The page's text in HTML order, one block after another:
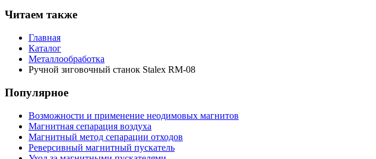
Читаем также
Главная
Каталог
Металлообработка
Ручной зиговочный станок Stalex RM-08
Популярное
Возможности и применение неодимовых магнитов
Магнитная сепарация воздуха
Магнитный метод сепарации отходов
Реверсивный магнитный пускатель